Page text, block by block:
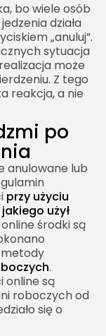
bo wiele osób
działa
„anuluj”.
sytuacja
może
Z tego
reakcja, a nie
po
anulowane lub
przy użyciu
użył
środki są
metody
.
online są
roboczych od
się o